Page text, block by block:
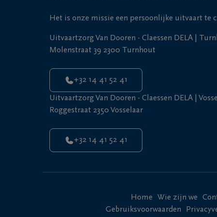
Ook kan rouw
omgeving). Ook kan
overtuigingen.
Het is onze missie een persoonlijke uitvaart te
Uitvaartzorg Van Dooren - Claessen DELA |
Molenstraat 39 2300 Turnhout
+32 14 41 52 41
Uitvaartzorg Van Dooren - Claessen DELA |
Roggestraat 2350 Vosselaar
+32 14 41 52 41
Home Wie zijn we
Gebruiksvoorwaarden